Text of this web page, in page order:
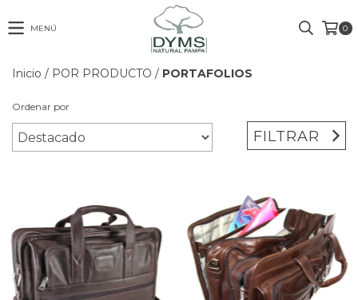
MENÚ 0
Inicio / POR PRODUCTO / PORTAFOLIOS
Ordenar por
FILTRAR